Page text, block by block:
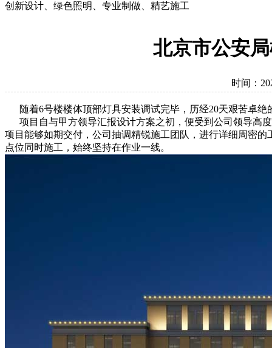
创新设计、绿色照明、专业制做、精艺施工
北京市公安
时间：
随着6号楼楼体顶部灯具安装调试完毕，历经20天艰苦卓绝
项目自与甲方领导汇报设计方案之初，便受到公司领导高
项目能够如期交付，公司抽调精锐施工团队，进行详细周密
点位同时施工，始终坚持在作业一线。